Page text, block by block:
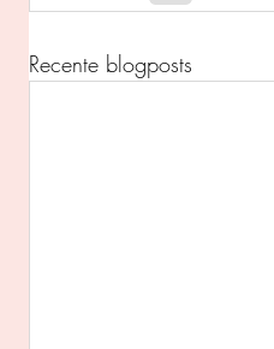
Recente blogposts